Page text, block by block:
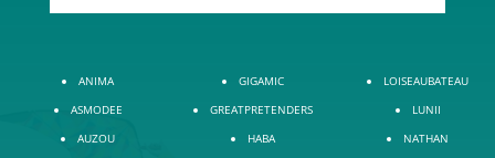
ANIMA
ASMODEE
AUZOU
GIGAMIC
GREATPRETENDERS
HABA
LOISEAUBATEAU
LUNII
NATHAN